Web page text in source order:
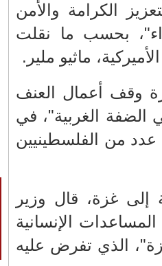
الكرامة والأمن
بحسب ما نقلت
ماثيو ملير.
وقف أعمال العنف
الضفة الغربية"، في
من الفلسطينيين
إلى غزة، قال وزير
المساعدات الإنسانية
الذي تفرض عليه